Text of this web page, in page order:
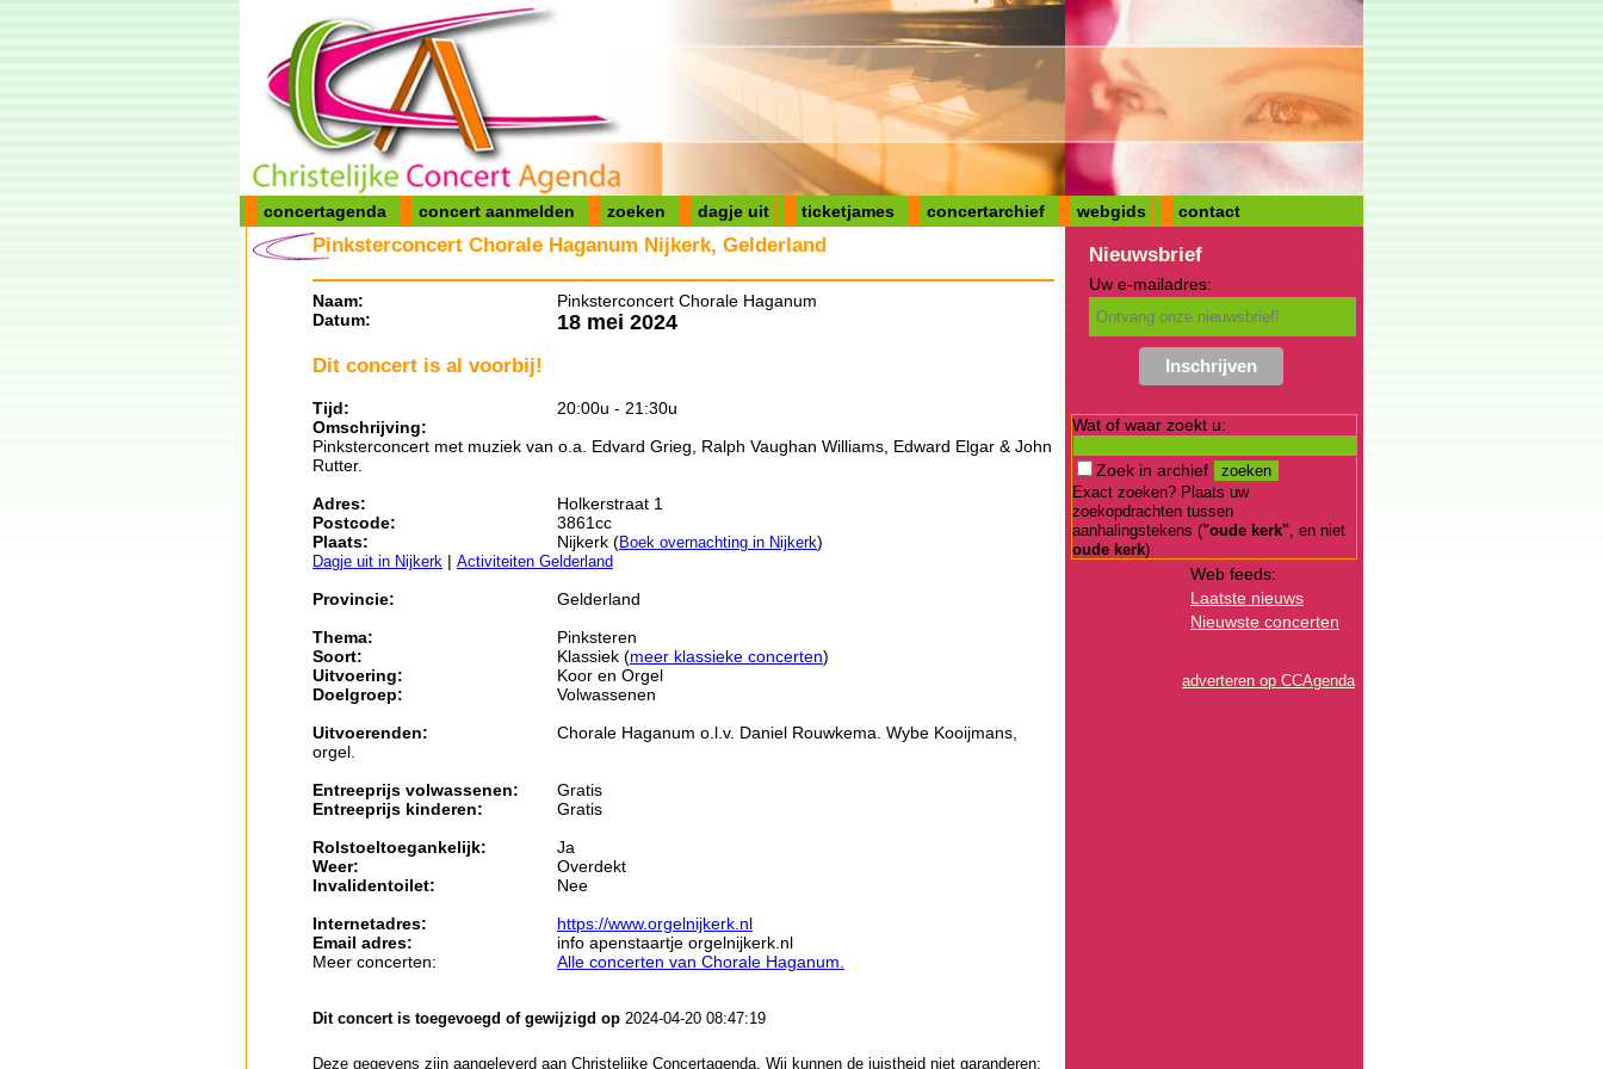
concertagenda concert aanmelden zoeken dagje uit ticketjames concertarchief webgids contact
Pinksterconcert Chorale Haganum Nijkerk, Gelderland
Naam:
Pinksterconcert Chorale Haganum
Datum:
18 mei 2024
Dit concert is al voorbij!
Tijd:
20:00u - 21:30u
Omschrijving:
Pinksterconcert met muziek van o.a. Edvard Grieg, Ralph Vaughan Williams, Edward Elgar & John
Rutter.
Adres:
Holkerstraat 1
Postcode:
3861cc
Plaats:
Nijkerk (Boek overnachting in Nijkerk)
Dagje uit in Nijkerk | Activiteiten Gelderland
Provincie:
Gelderland
Thema:
Pinksteren
Soort:
Klassiek (meer klassieke concerten)
Uitvoering:
Koor en Orgel
Doelgroep:
Volwassenen
Uitvoerenden:
Chorale Haganum o.l.v. Daniel Rouwkema. Wybe Kooijmans,
orgel.
Entreeprijs volwassenen:
Gratis
Entreeprijs kinderen:
Gratis
Rolstoeltoegankelijk:
Ja
Weer:
Overdekt
Invalidentoilet:
Nee
Internetadres:
https://www.orgelnijkerk.nl
Email adres:
info apenstaartje orgelnijkerk.nl
Meer concerten:
Alle concerten van Chorale Haganum.
Dit concert is toegevoegd of gewijzigd op 2024-04-20 08:47:19
Deze gegevens zijn aangeleverd aan Christelijke Concertagenda. Wij kunnen de juistheid niet garanderen:
Nieuwsbrief
Uw e-mailadres:
Wat of waar zoekt u:
Zoek in archief
Exact zoeken? Plaats uw
zoekopdrachten tussen
aanhalingstekens ("oude kerk", en niet
oude kerk)
Web feeds:
Laatste nieuws
Nieuwste concerten
adverteren op CCAgenda